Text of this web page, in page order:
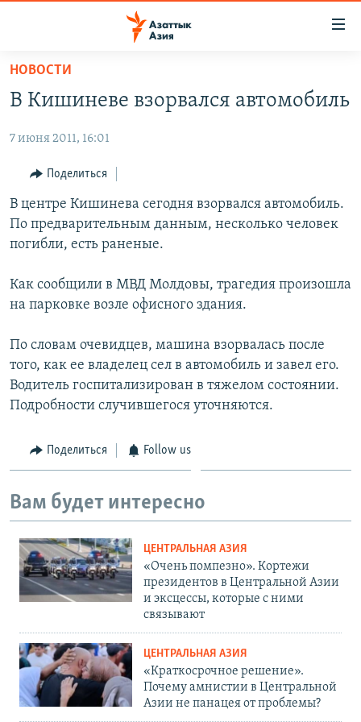
Вернуться
основному
Вернутся
навигации
Вернутся
КЫРГЫЗСТАН
УЗБЕКИСТАН
ТАДЖИКИСТАН
ВОЙНА В УКРАИНЕ
НА ДРУГИХ ЯЗЫКАХ
ҚАЗАҚША
КЫРГЫЗЧА
ТОҶИКӢ
ПОДПИШИТЕСЬ НА НАС В СОЦСЕТЯХ
Все сайты РСЕ/РС
НОВОСТИ
В Кишиневе взорвался автомобиль
7 июня 2011, 16:01
Поделиться
В центре Кишинева сегодня взорвался автомобиль.
По предварительным данным, несколько человек
погибли, есть раненые.
Как сообщили в МВД Молдовы, трагедия произошла
на парковке возле офисного здания.
По словам очевидцев, машина взорвалась после
того, как ее владелец сел в автомобиль и завел его.
Водитель госпитализирован в тяжелом состоянии.
Подробности случившегося уточняются.
Поделиться Follow us
Вам будет интересно
ЦЕНТРАЛЬНАЯ АЗИЯ
«Очень помпезно». Кортежи
президентов в Центральной Азии
и эксцессы, которые с ними
связывают
ЦЕНТРАЛЬНАЯ АЗИЯ
«Краткосрочное решение».
Почему амнистии в Центральной
Азии не панацея от проблемы?